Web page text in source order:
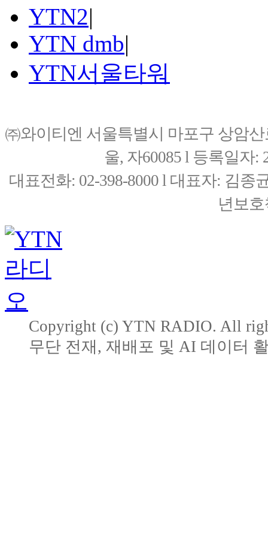
YTN2|
YTN dmb|
YTN서울타워
㈜와이티엔 서울특별시 마포구 상암
울, 자60085 l 등록일자:
대표전화: 02-398-8000 l 대표자: 김종
년보
Copyright (c) YTN RADIO. All
무단 전재, 재배포 및 AI 데이터